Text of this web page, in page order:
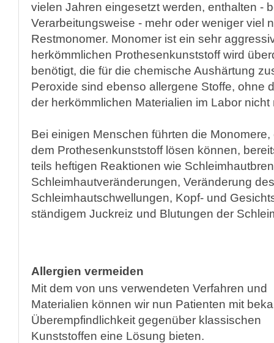
vielen Jahren eingesetzt werden, enthalten -
Verarbeitungsweise - mehr oder weniger viel
Restmonomer. Monomer ist ein sehr
herkömmlichen Prothesenkunststoff wird
benötigt, die für die chemische Aushärtung
Peroxide sind ebenso allergene Stoffe, ohne
der herkömmlichen Materialien im Labor nicht
Bei einigen Menschen führten die
dem Prothesenkunststoff lösen können,
teils heftigen Reaktionen wie
Schleimhautveränderungen, Veränderung
Schleimhautschwellungen, Kopf- und
ständigem Juckreiz und Blutungen der
Allergien vermeiden
Mit dem von uns verwendeten Verfahren und
Materialien können wir nun Patienten mit
Überempfindlichkeit gegenüber klassischen
Kunststoffen eine Lösung bieten.